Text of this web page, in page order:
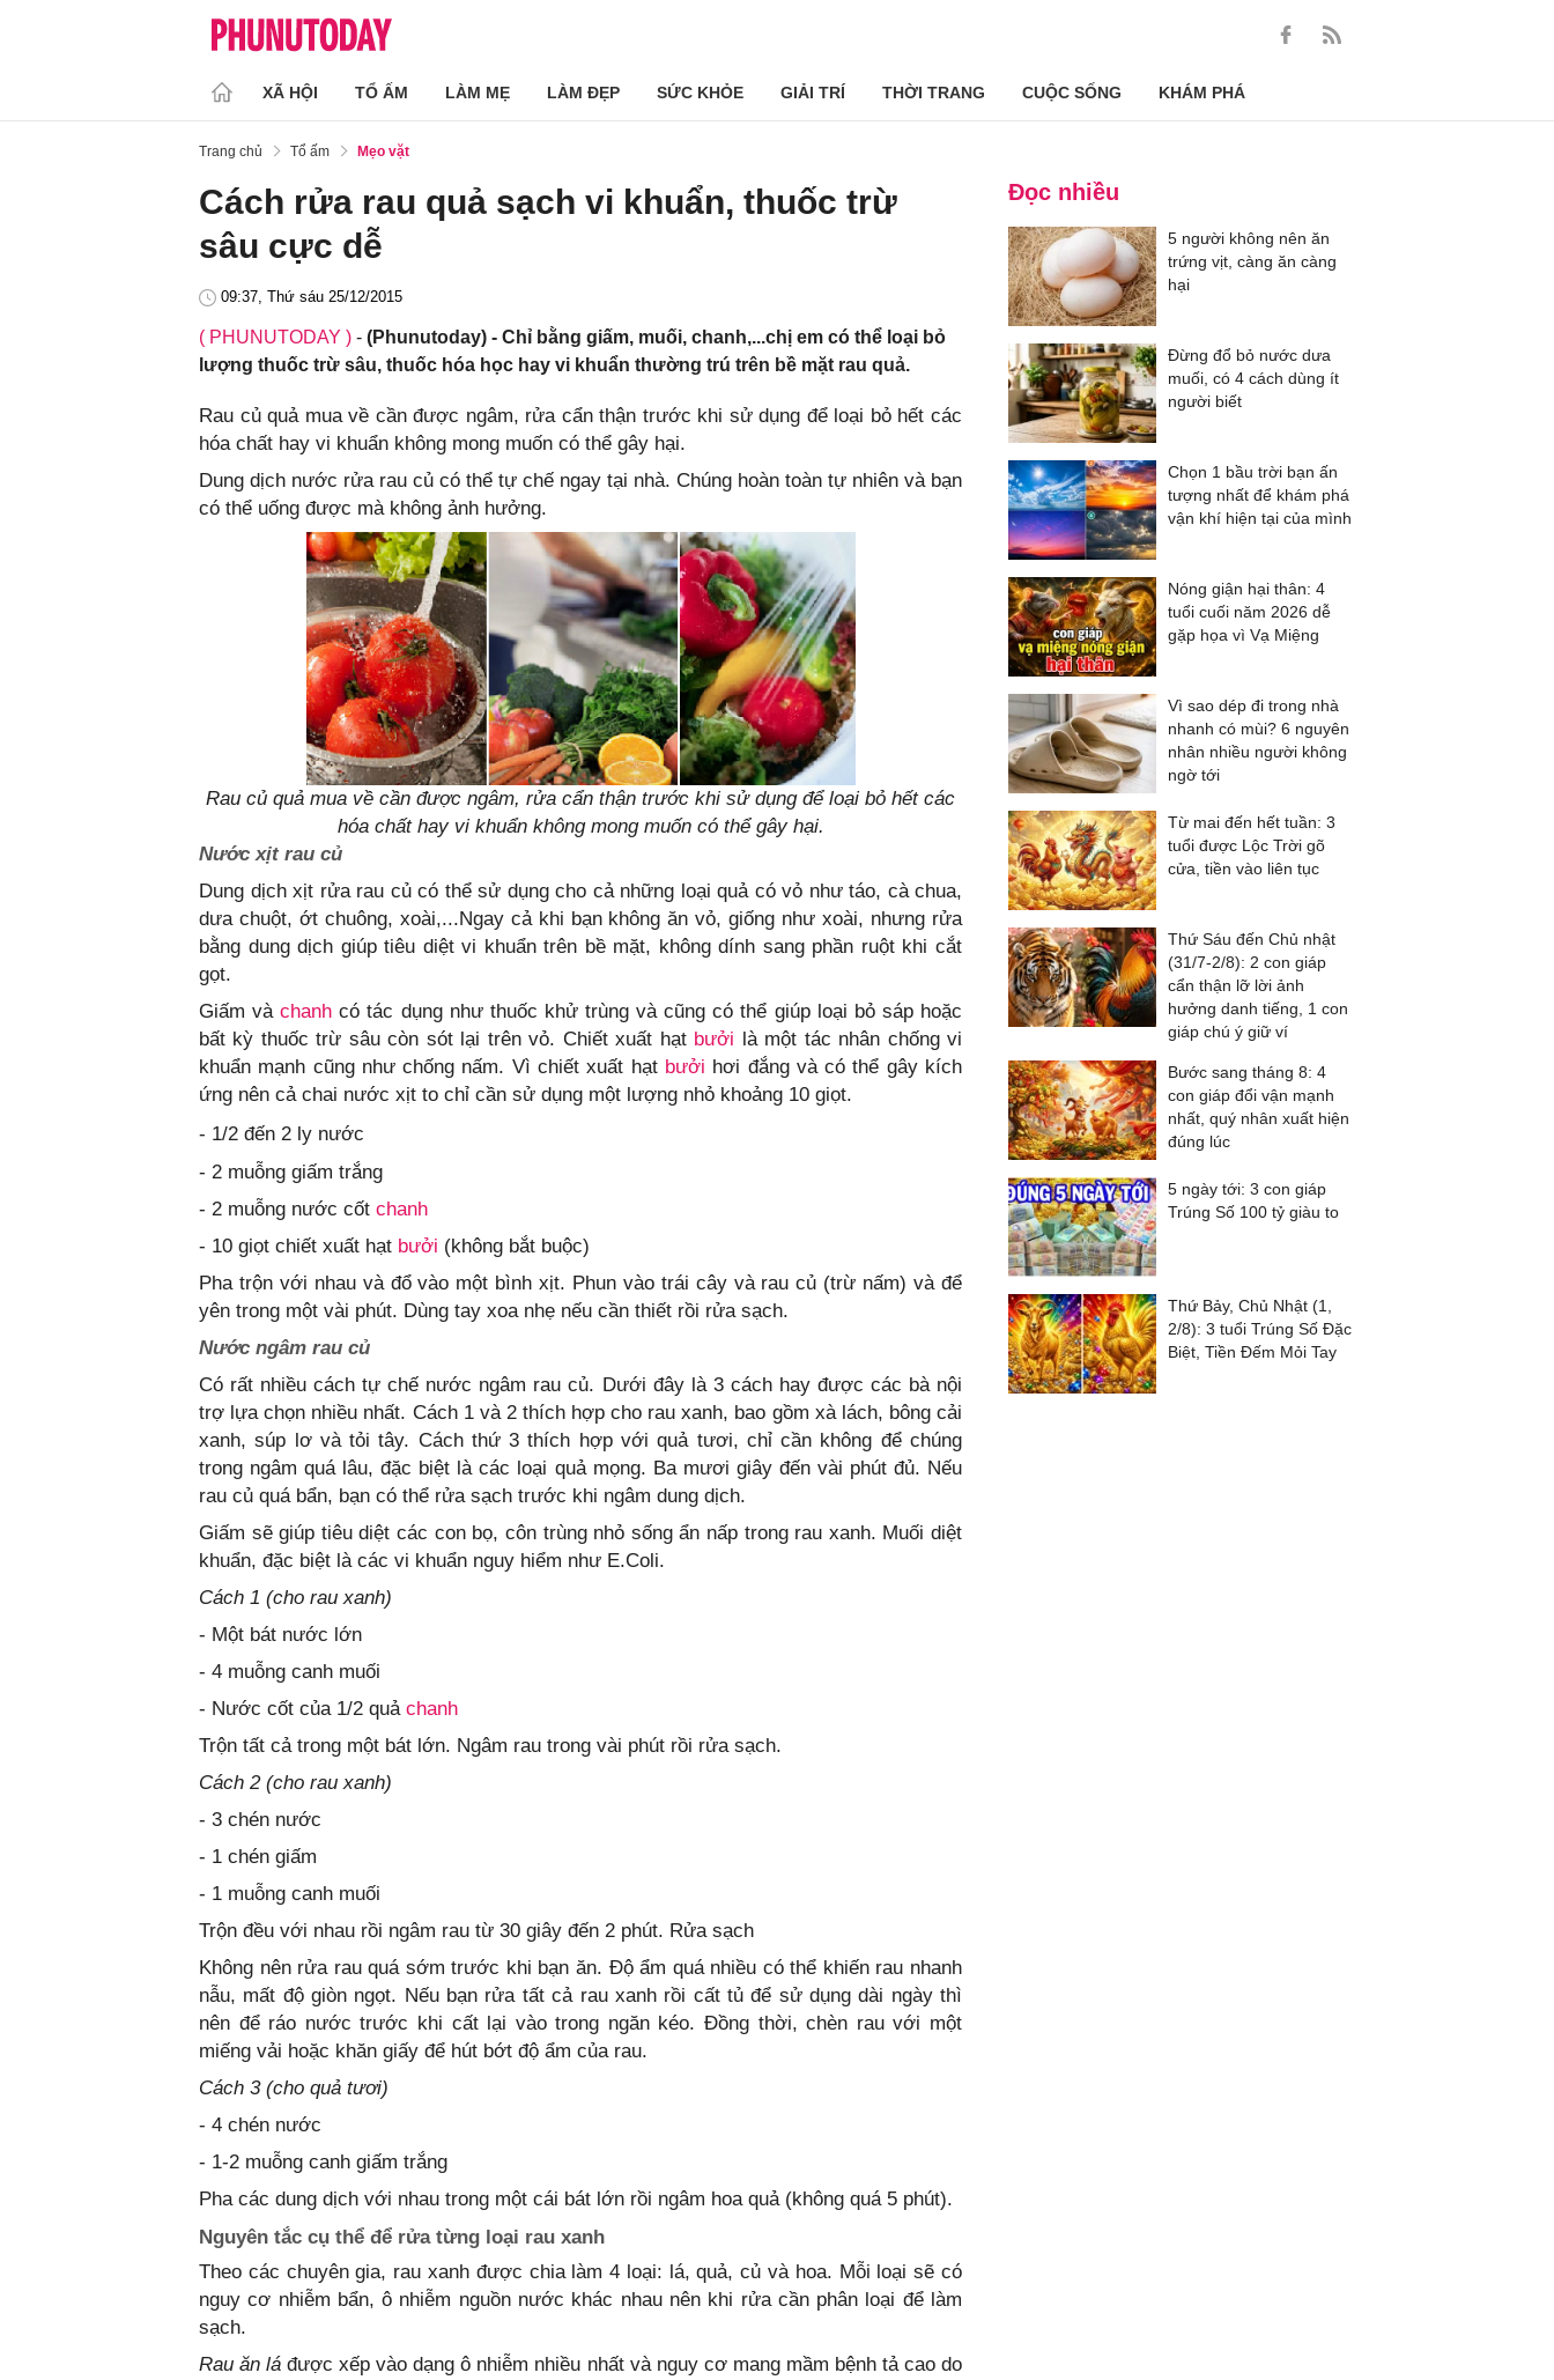
XÃ HỘI TỔ ẤM LÀM MẸ LÀM ĐẸP SỨC KHỎE GIẢI TRÍ THỜI TRANG CUỘC SỐNG KHÁM PHÁ
Trang chủ Tổ ấm Mẹo vặt
Cách rửa rau quả sạch vi khuẩn, thuốc trừ
sâu cực dễ
09:37, Thứ sáu 25/12/2015
( PHUNUTODAY ) - (Phunutoday) - Chỉ bằng giấm, muối, chanh,...chị em có thể loại bỏ
lượng thuốc trừ sâu, thuốc hóa học hay vi khuẩn thường trú trên bề mặt rau quả.
Rau củ quả mua về cần được ngâm, rửa cẩn thận trước khi sử dụng để loại bỏ hết các
hóa chất hay vi khuẩn không mong muốn có thể gây hại.
Dung dịch nước rửa rau củ có thể tự chế ngay tại nhà. Chúng hoàn toàn tự nhiên và bạn
có thể uống được mà không ảnh hưởng.
Rau củ quả mua về cần được ngâm, rửa cẩn thận trước khi sử dụng để loại bỏ hết các
hóa chất hay vi khuẩn không mong muốn có thể gây hại.
Nước xịt rau củ
Dung dịch xịt rửa rau củ có thể sử dụng cho cả những loại quả có vỏ như táo, cà chua,
dưa chuột, ớt chuông, xoài,...Ngay cả khi bạn không ăn vỏ, giống như xoài, nhưng rửa
bằng dung dịch giúp tiêu diệt vi khuẩn trên bề mặt, không dính sang phần ruột khi cắt
gọt.
Giấm vàchanh có tác dụng như thuốc khử trùng và cũng có thể giúp loại bỏ sáp hoặc
bất kỳ thuốc trừ sâu còn sót lại trên vỏ. Chiết xuất hạt bưởi là một tác nhân chống vi
khuẩn mạnh cũng như chống nấm. Vì chiết xuất hạt bưởi hơi đắng và có thể gây kích
ứng nên cả chai nước xịt to chỉ cần sử dụng một lượng nhỏ khoảng 10 giọt.
- 1/2 đến 2 ly nước
- 2 muỗng giấm trắng
- 2 muỗng nước cốt chanh
- 10 giọt chiết xuất hạt bưởi (không bắt buộc)
Pha trộn với nhau và đổ vào một bình xịt. Phun vào trái cây và rau củ (trừ nấm) và để
yên trong một vài phút. Dùng tay xoa nhẹ nếu cần thiết rồi rửa sạch.
Nước ngâm rau củ
Có rất nhiều cách tự chế nước ngâm rau củ. Dưới đây là 3 cách hay được các bà nội
trợ lựa chọn nhiều nhất. Cách 1 và 2 thích hợp cho rau xanh, bao gồm xà lách, bông cải
xanh, súp lơ và tỏi tây. Cách thứ 3 thích hợp với quả tươi, chỉ cần không để chúng
trong ngâm quá lâu, đặc biệt là các loại quả mọng. Ba mươi giây đến vài phút đủ. Nếu
rau củ quá bẩn, bạn có thể rửa sạch trước khi ngâm dung dịch.
Giấm sẽ giúp tiêu diệt các con bọ, côn trùng nhỏ sống ẩn nấp trong rau xanh. Muối diệt
khuẩn, đặc biệt là các vi khuẩn nguy hiểm như E.Coli.
Cách 1 (cho rau xanh)
- Một bát nước lớn
- 4 muỗng canh muối
- Nước cốt của 1/2 quả chanh
Trộn tất cả trong một bát lớn. Ngâm rau trong vài phút rồi rửa sạch.
Cách 2 (cho rau xanh)
- 3 chén nước
- 1 chén giấm
- 1 muỗng canh muối
Trộn đều với nhau rồi ngâm rau từ 30 giây đến 2 phút. Rửa sạch
Không nên rửa rau quá sớm trước khi bạn ăn. Độ ẩm quá nhiều có thể khiến rau nhanh
nẫu, mất độ giòn ngọt. Nếu bạn rửa tất cả rau xanh rồi cất tủ để sử dụng dài ngày thì
nên để ráo nước trước khi cất lại vào trong ngăn kéo. Đồng thời, chèn rau với một
miếng vải hoặc khăn giấy để hút bớt độ ẩm của rau.
Cách 3 (cho quả tươi)
- 4 chén nước
- 1-2 muỗng canh giấm trắng
Pha các dung dịch với nhau trong một cái bát lớn rồi ngâm hoa quả (không quá 5 phút).
Nguyên tắc cụ thể để rửa từng loại rau xanh
Theo các chuyên gia, rau xanh được chia làm 4 loại: lá, quả, củ và hoa. Mỗi loại sẽ có
nguy cơ nhiễm bẩn, ô nhiễm nguồn nước khác nhau nên khi rửa cần phân loại để làm
sạch.
Rau ăn láđược xếp vào dạng ô nhiễm nhiều nhất và nguy cơ mang mầm bệnh tả cao do
Đọc nhiều
5 người không nên ăn
trứng vịt, càng ăn càng
hại
Đừng đổ bỏ nước dưa
muối, có 4 cách dùng ít
người biết
Chọn 1 bầu trời bạn ấn
tượng nhất để khám phá
vận khí hiện tại của mình
Nóng giận hại thân: 4
tuổi cuối năm 2026 dễ
gặp họa vì Vạ Miệng
Vì sao dép đi trong nhà
nhanh có mùi? 6 nguyên
nhân nhiều người không
ngờ tới
Từ mai đến hết tuần: 3
tuổi được Lộc Trời gõ
cửa, tiền vào liên tục
Thứ Sáu đến Chủ nhật
(31/7-2/8): 2 con giáp
cẩn thận lỡ lời ảnh
hưởng danh tiếng, 1 con
giáp chú ý giữ ví
Bước sang tháng 8: 4
con giáp đổi vận mạnh
nhất, quý nhân xuất hiện
đúng lúc
5 ngày tới: 3 con giáp
Trúng Số 100 tỷ giàu to
Thứ Bảy, Chủ Nhật (1,
2/8): 3 tuổi Trúng Số Đặc
Biệt, Tiền Đếm Mỏi Tay